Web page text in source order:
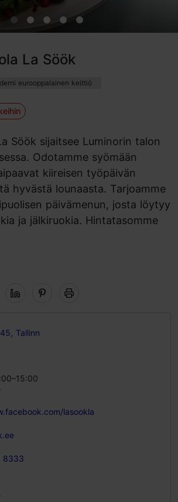
La Söök
eurooppalainen keittiö
Söök sijaitsee Luminorin talon
Odotamme syömään
kiireisen työpäivän
hyvästä lounaasta. Tarjoamme
päivämenun, josta löytyy
ja jälkiruokia. Hintatasomme
Tallinn
lasookla
8333